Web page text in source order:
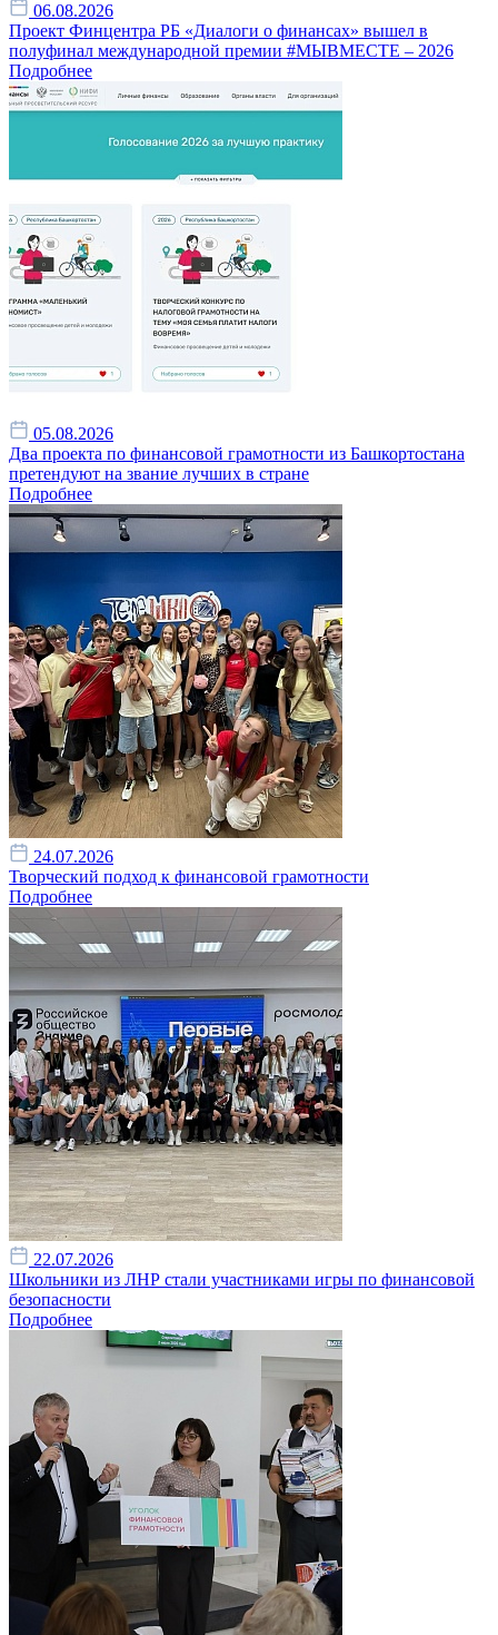
06.08.2026
Проект Финцентра РБ «Диалоги о финансах» вышел в
полуфинал международной премии #МЫВМЕСТЕ – 2026
Подробнее
05.08.2026
Два проекта по финансовой грамотности из Башкортостана
претендуют на звание лучших в стране
Подробнее
24.07.2026
Творческий подход к финансовой грамотности
Подробнее
22.07.2026
Школьники из ЛНР стали участниками игры по финансовой
безопасности
Подробнее